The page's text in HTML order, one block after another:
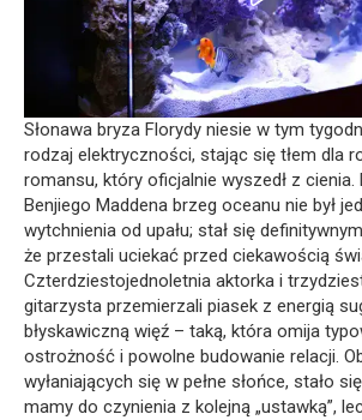
Słonawa bryza Florydy niesie w tym
rodzaj elektryczności, stając się tłem dla
romansu, który oficjalnie wyszedł z cienia.
Benjiego Maddena brzeg oceanu nie był
wytchnienia od upału; stał się
że przestali uciekać przed ciekawością
Czterdziestojednoletnia aktorka i
gitarzysta przemierzali piasek z energią
błyskawiczną więź – taką, która omija
ostrożność i powolne budowanie relacji.
wyłaniających się w pełne słońce, stało
mamy do czynienia z kolejną „ustawką”,